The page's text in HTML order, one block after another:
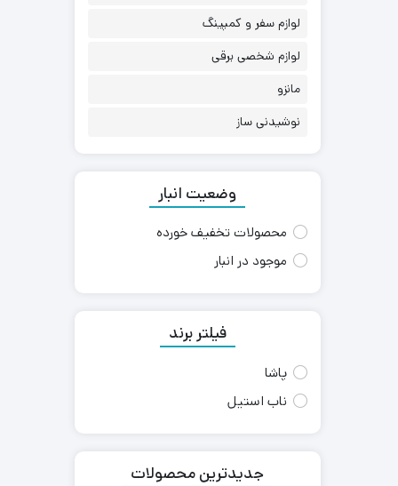
لوازم سفر و کمپینگ
لوازم شخصی برقی
مانزو
نوشیدنی ساز
وضعیت انبار
محصولات تخفیف خورده
موجود در انبار
فیلتر برند
پاشا
ناب استیل
جدیدترین محصولات